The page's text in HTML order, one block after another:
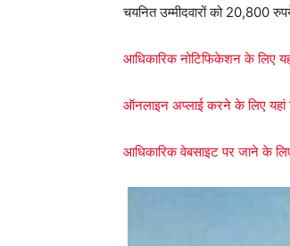
चयनित उम्मीदवारों को 20,800
आधिकारिक नोटिफिकेशन के लिए
ऑनलाइन अप्लाई करने के लिए
आधिकारिक वेबसाइट पर जाने के